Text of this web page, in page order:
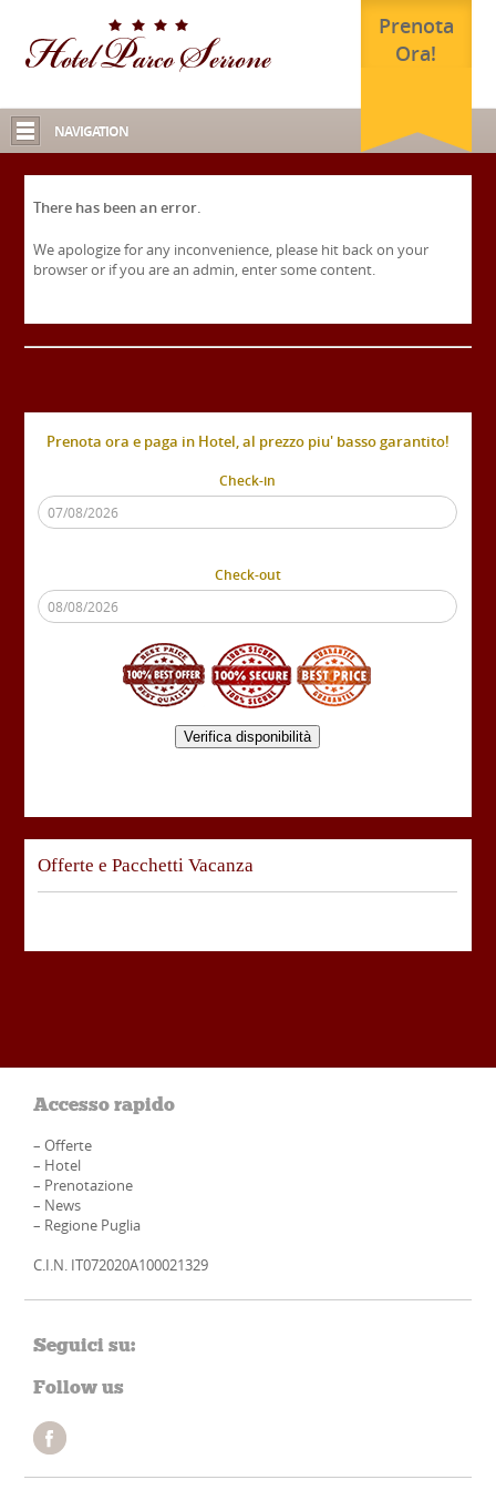
Prenota
Ora!
NAVIGATION
There has been an error.
We apologize for any inconvenience, please hit back on your
browser or if you are an admin, enter some content.
Prenota ora e paga in Hotel, al prezzo piu' basso garantito!
Check-in
Check-out
Verifica disponibilità
Offerte e Pacchetti Vacanza
Accesso rapido
–Offerte
– Hotel
– Prenotazione
– News
– Regione Puglia
C.I.N. IT072020A100021329
Seguici su:
Follow us